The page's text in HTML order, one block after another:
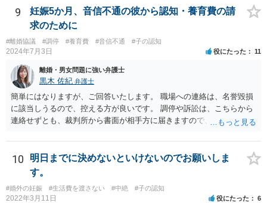
ちまちです。 弊所の場合、交渉をお受けするとなると20万円くらいが
多いかと思います。
9
妊娠5か月、音信不通の彼から認知・養育費の請
求のために
#離婚協議 #調停 #養育費 #音信不通 #子の認知
2024年7月3日 役にたった 11
離婚・男女問題に強い弁護士
黒木 佐紀 弁護士
簡単にはなりますが、ご回答いたします。 職場への連絡は、名誉毀損
に該当しうるので、控える方が良いです。 調停や訴訟は、こちらから
連絡せずとも、裁判所から書面が相手方に届きますので、連絡不要で
いのであれば、調停や訴訟をするしかないかと思います。
10
明日までに決めないといけないのでお願いしま
す。
#婚外の妊娠 #生活費を渡さない #中絶 #子の認知
2022年3月11日 役にたった 6